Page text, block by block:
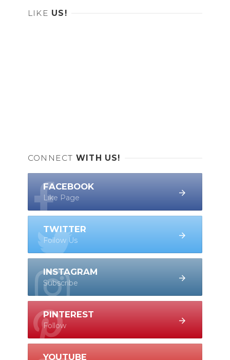
LIKE US!
CONNECT WITH US!
FACEBOOK
Like Page
TWITTER
Follow Us
INSTAGRAM
Subscribe
PINTEREST
Follow
YOUTUBE